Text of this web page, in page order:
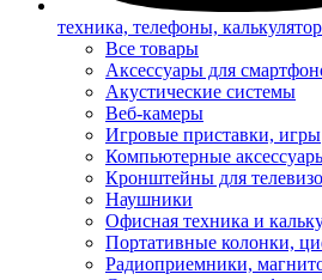
техника, телефоны,
Все товары
Аксессуары для
Акустические системы
Веб-камеры
Игровые приставки, игры
Компьютерные
Кронштейны для
Наушники
Офисная техника и
Портативные колонки,
Радиоприемники,